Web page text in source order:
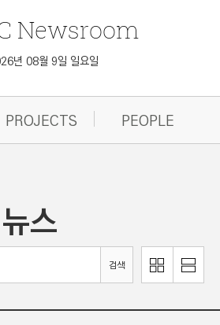
Newsroom
년 08월 9일 일요일
PROJECTS PEOPLE
스
검색
이
미
로
리
스
로